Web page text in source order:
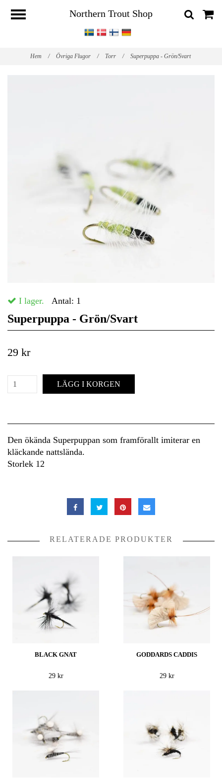
Northern Trout Shop
Hem / Övriga Flugor / Torr / Superpuppa - Grön/Svart
I lager. Antal: 1
Superpuppa - Grön/Svart
29 kr
LÄGG I KORGEN
Den ökända Superpuppan som framförallt imiterar en
kläckande nattslända.
Storlek 12
RELATERADE PRODUKTER
BLACK GNAT
29 kr
GODDARDS CADDIS
29 kr